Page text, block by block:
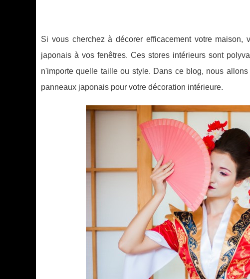
Si vous cherchez à décorer efficacement votre
japonais à vos fenêtres. Ces stores intérieurs sont
n'importe quelle taille ou style. Dans ce blog, nous
panneaux japonais pour votre décoration intérieure.